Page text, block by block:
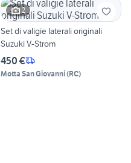
2
Set di valigie laterali originali
Suzuki V-Strom
450 €
Motta San Giovanni(RC)